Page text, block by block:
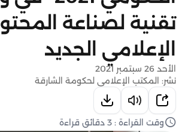
تقنية لصناعة
الإعلامي الجديد
الأحد 26 سبتمبر 2021
نشر: المكتب الإعلامي لحكومة الشارقة
وقت القراءة : 3 دقائق قراءة